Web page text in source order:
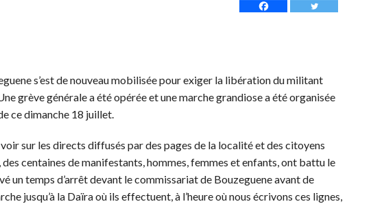
s’est de nouveau mobilisée pour exiger la libération du militant
grève générale a été opérée et une marche grandiose a été organisée
ce dimanche 18 juillet.
sur les directs diffusés par des pages de la localité et des citoyens
des centaines de manifestants, hommes, femmes et enfants, ont battu le
un temps d’arrêt devant le commissariat de Bouzeguene avant de
jusqu’à la Daïra où ils effectuent, à l’heure où nous écrivons ces lignes,